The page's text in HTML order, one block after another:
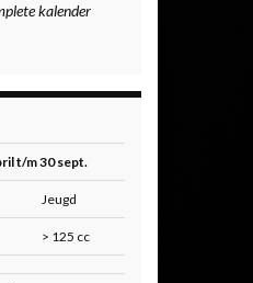
kalender
t/m 30 sept.
Jeugd
> 125 cc